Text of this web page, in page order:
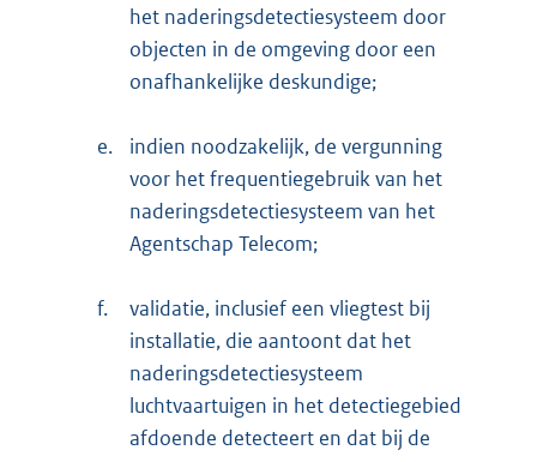
het naderingsdetectiesysteem door
objecten in de omgeving door een
onafhankelijke deskundige;
e.
indien noodzakelijk, de vergunning
voor het frequentiegebruik van het
naderingsdetectiesysteem van het
Agentschap Telecom;
f.
validatie, inclusief een vliegtest bij
installatie, die aantoont dat het
naderingsdetectiesysteem
luchtvaartuigen in het detectiegebied
afdoende detecteert en dat bij de